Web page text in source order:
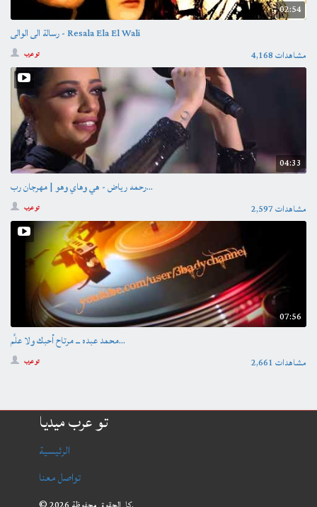
02:54
رسالة الى الوالى - Resala Ela El Wali
تو عرب 4,168 مشاهدات
04:33
رحمه رياض - هي وهاي وهو | مهرجان رب...
تو عرب 2,597 مشاهدات
07:56
محمد عبده ــ مرتاح أحبك ولا علَّم...
تو عرب 2,661 مشاهدات
تو عرب ميديا
الرئيسية
تواصل معنا